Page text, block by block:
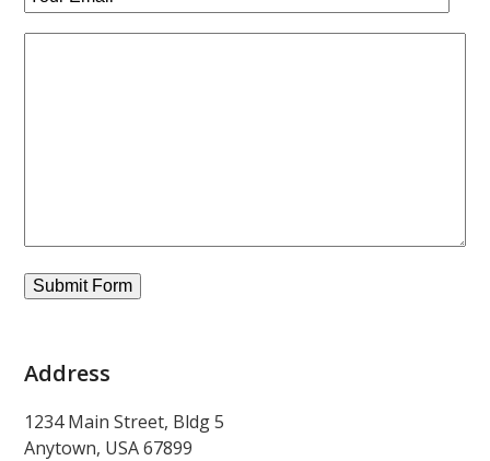
Address
1234 Main Street, Bldg 5
Anytown, USA 67899